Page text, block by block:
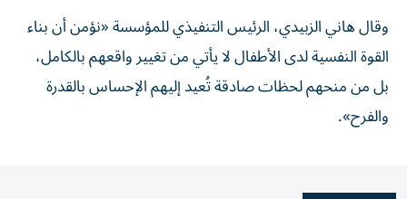
وقال هاني الزبيدي، الرئيس التنفيذي للمؤسسة «نؤمن أن بناء
القوة النفسية لدى الأطفال لا يأتي من تغيير واقعهم بالكامل،
بل من منحهم لحظات صادقة تُعيد إليهم الإحساس بالقدرة
والفرح».